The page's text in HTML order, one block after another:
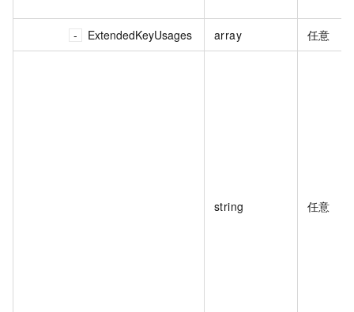
ExtendedKeyUsages array 任意
string 任意